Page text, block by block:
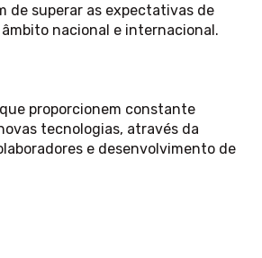
de superar as expectativas de
nacional e internacional.
proporcionem constante
tecnologias, através da
e desenvolvimento de